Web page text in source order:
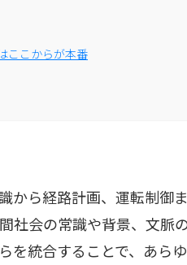
ここからが本番
から経路計画、運転制御
社会の常識や背景、文脈
を統合することで、あら